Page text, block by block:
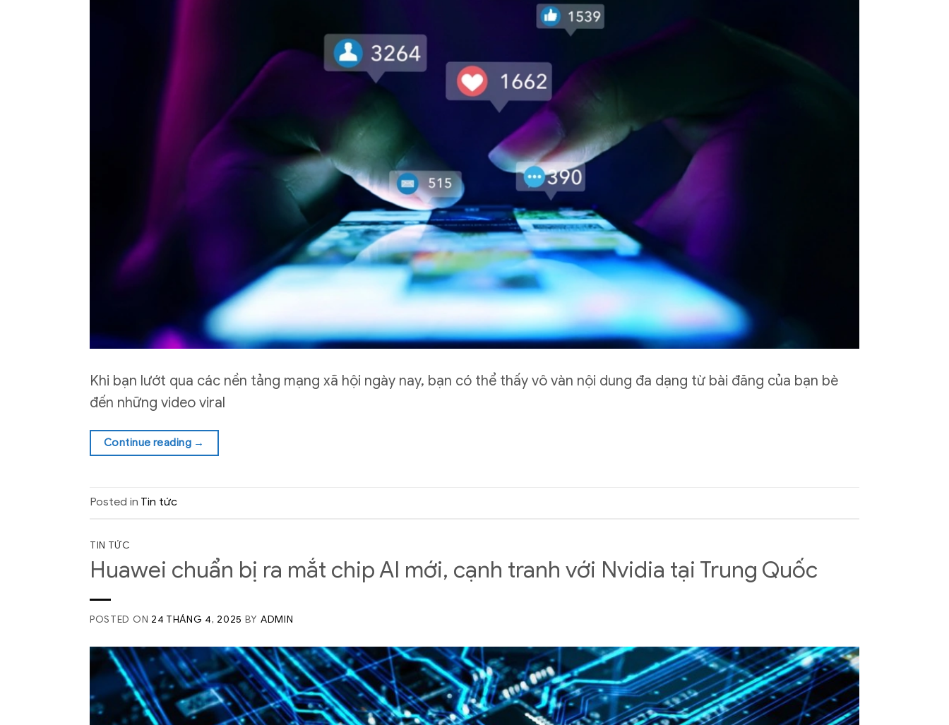
Khi bạn lướt qua các nền tảng mạng xã hội ngày nay, bạn có thể thấy vô vàn nội dung đa dạng từ bài đăng của bạn bè
đến những video viral
Continue reading →
Posted in Tin tức
TIN TỨC
Huawei chuẩn bị ra mắt chip AI mới, cạnh tranh với Nvidia tại Trung Quốc
POSTED ON 24 THÁNG 4, 2025 BY ADMIN